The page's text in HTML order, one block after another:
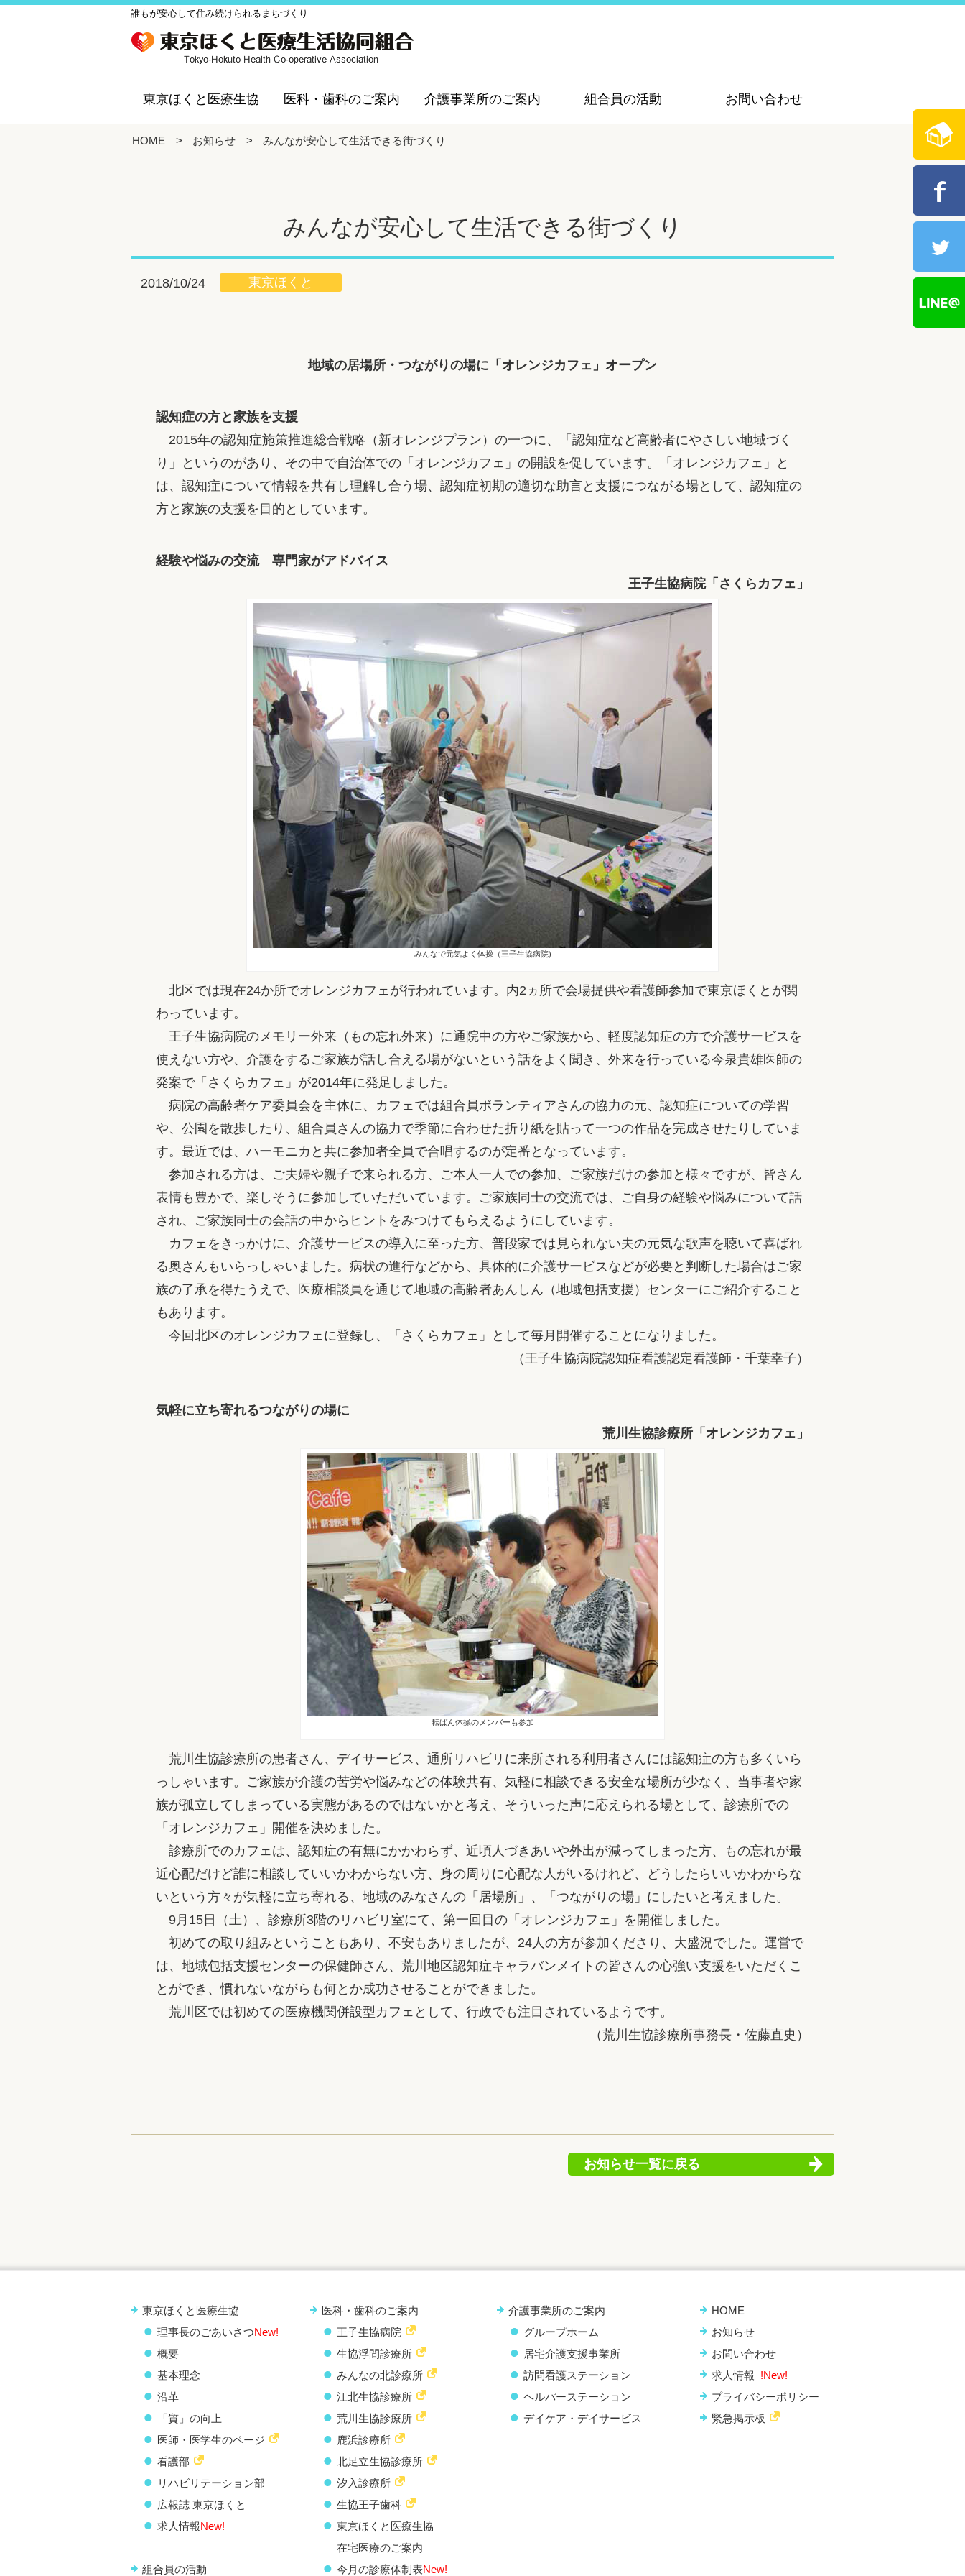
誰もが安心して住み続けられるまちづくり
東京ほくと医療生協 医科・歯科のご案内 介護事業所のご案内 組合員の活動 お問い合わせ
HOME > お知らせ > みんなが安心して生活できる街づくり
みんなが安心して生活できる街づくり
2018/10/24 東京ほくと
地域の居場所・つながりの場に「オレンジカフェ」オープン
認知症の方と家族を支援
2015年の認知症施策推進総合戦略（新オレンジプラン）の一つに、「認知症など高齢者にやさしい地域づく
り」というのがあり、その中で自治体での「オレンジカフェ」の開設を促しています。「オレンジカフェ」と
は、認知症について情報を共有し理解し合う場、認知症初期の適切な助言と支援につながる場として、認知症の
方と家族の支援を目的としています。
経験や悩みの交流 専門家がアドバイス
王子生協病院「さくらカフェ」
みんなで元気よく体操（王子生協病院)
北区では現在24か所でオレンジカフェが行われています。内2ヵ所で会場提供や看護師参加で東京ほくとが関
わっています。
王子生協病院のメモリー外来（もの忘れ外来）に通院中の方やご家族から、軽度認知症の方で介護サービスを
使えない方や、介護をするご家族が話し合える場がないという話をよく聞き、外来を行っている今泉貴雄医師の
発案で「さくらカフェ」が2014年に発足しました。
病院の高齢者ケア委員会を主体に、カフェでは組合員ボランティアさんの協力の元、認知症についての学習
や、公園を散歩したり、組合員さんの協力で季節に合わせた折り紙を貼って一つの作品を完成させたりしていま
す。最近では、ハーモニカと共に参加者全員で合唱するのが定番となっています。
参加される方は、ご夫婦や親子で来られる方、ご本人一人での参加、ご家族だけの参加と様々ですが、皆さん
表情も豊かで、楽しそうに参加していただいています。ご家族同士の交流では、ご自身の経験や悩みについて話
され、ご家族同士の会話の中からヒントをみつけてもらえるようにしています。
カフェをきっかけに、介護サービスの導入に至った方、普段家では見られない夫の元気な歌声を聴いて喜ばれ
る奥さんもいらっしゃいました。病状の進行などから、具体的に介護サービスなどが必要と判断した場合はご家
族の了承を得たうえで、医療相談員を通じて地域の高齢者あんしん（地域包括支援）センターにご紹介すること
もあります。
今回北区のオレンジカフェに登録し、「さくらカフェ」として毎月開催することになりました。
（王子生協病院認知症看護認定看護師・千葉幸子）
気軽に立ち寄れるつながりの場に
荒川生協診療所「オレンジカフェ」
転ばん体操のメンバーも参加
荒川生協診療所の患者さん、デイサービス、通所リハビリに来所される利用者さんには認知症の方も多くいら
っしゃいます。ご家族が介護の苦労や悩みなどの体験共有、気軽に相談できる安全な場所が少なく、当事者や家
族が孤立してしまっている実態があるのではないかと考え、そういった声に応えられる場として、診療所での
「オレンジカフェ」開催を決めました。
診療所でのカフェは、認知症の有無にかかわらず、近頃人づきあいや外出が減ってしまった方、もの忘れが最
近心配だけど誰に相談していいかわからない方、身の周りに心配な人がいるけれど、どうしたらいいかわからな
いという方々が気軽に立ち寄れる、地域のみなさんの「居場所」、「つながりの場」にしたいと考えました。
9月15日（土）、診療所3階のリハビリ室にて、第一回目の「オレンジカフェ」を開催しました。
初めての取り組みということもあり、不安もありましたが、24人の方が参加くださり、大盛況でした。運営で
は、地域包括支援センターの保健師さん、荒川地区認知症キャラバンメイトの皆さんの心強い支援をいただくこ
とができ、慣れないながらも何とか成功させることができました。
荒川区では初めての医療機関併設型カフェとして、行政でも注目されているようです。
（荒川生協診療所事務長・佐藤直史）
お知らせ一覧に戻る
東京ほくと医療生協
理事長のごあいさつNew!
概要
基本理念
沿革
「質」の向上
医師・医学生のページ
看護部
リハビリテーション部
広報誌 東京ほくと
求人情報New!
組合員の活動
医科・歯科のご案内
王子生協病院
生協浮間診療所
みんなの北診療所
江北生協診療所
荒川生協診療所
鹿浜診療所
北足立生協診療所
汐入診療所
生協王子歯科
東京ほくと医療生協
在宅医療のご案内
今月の診療体制表New!
介護事業所のご案内
グループホーム
居宅介護支援事業所
訪問看護ステーション
ヘルパーステーション
デイケア・デイサービス
HOME
お知らせ
お問い合わせ
求人情報 !New!
プライバシーポリシー
緊急掲示板